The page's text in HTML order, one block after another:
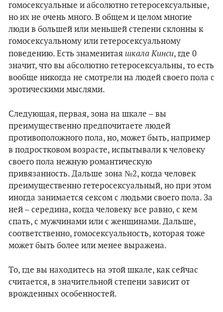
гомосексуальные и абсолютно гетеросексуальные,
но их не очень много. В общем и целом многие
люди в большей или меньшей степени склонны к
гомосексуальному или гетеросексуальному
поведению. Есть знаменитая шкала Кинси, где 0
значит, что вы абсолютно гетеросексуальны, то есть
вообще никогда не смотрели на людей своего пола с
эротическими мыслями.
Следующая, первая, зона на шкале – вы
преимущественно предпочитаете людей
противоположного пола, но, может быть, например
в подростковом возрасте, испытывали к человеку
своего пола нежную романтическую
привязанность. Дальше зона №2, когда человек
преимущественно гетеросексуальный, но при этом
иногда занимается сексом с людьми своего пола. За
ней – середина, когда человеку все равно, с кем
спать, с мужчинами или с женщинами. Дальше,
соответственно, гомосексуальность, которая тоже
может быть более или менее выражена.
То, где вы находитесь на этой шкале, как сейчас
считается, в значительной степени зависит от
врожденных особенностей.